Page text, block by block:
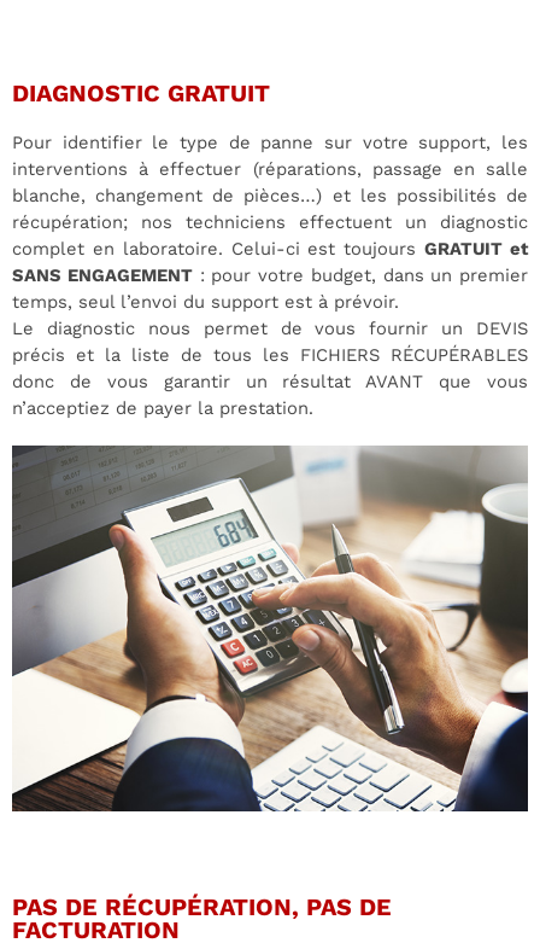
DIAGNOSTIC GRATUIT
Pour identifier le type de panne sur votre support, les
interventions à effectuer (réparations, passage en salle
blanche, changement de pièces…) et les possibilités de
récupération; nos techniciens effectuent un diagnostic
complet en laboratoire. Celui-ci est toujoursGRATUIT et
SANS ENGAGEMENT: pour votre budget, dans un premier
temps, seul l’envoi du support est à prévoir.
Le diagnostic nous permet de vous fournir un DEVIS
précis et la liste de tous les FICHIERS RÉCUPÉRABLES
donc de vous garantir un résultat AVANT que vous
n’acceptiez de payer la prestation.
PAS DE RÉCUPÉRATION, PAS DE
FACTURATION